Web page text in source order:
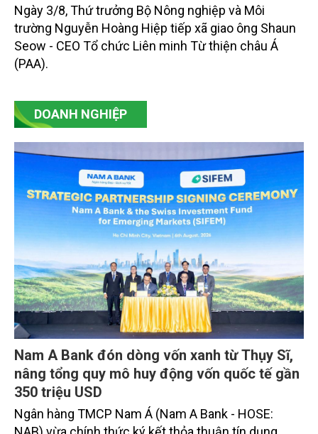
Ngày 3/8, Thứ trưởng Bộ Nông nghiệp và Môi
trường Nguyễn Hoàng Hiệp tiếp xã giao ông Shaun
Seow - CEO Tổ chức Liên minh Từ thiện châu Á
(PAA).
DOANH NGHIỆP
Nam A Bank đón dòng vốn xanh từ Thụy Sĩ,
nâng tổng quy mô huy động vốn quốc tế gần
350 triệu USD
Ngân hàng TMCP Nam Á (Nam A Bank - HOSE: